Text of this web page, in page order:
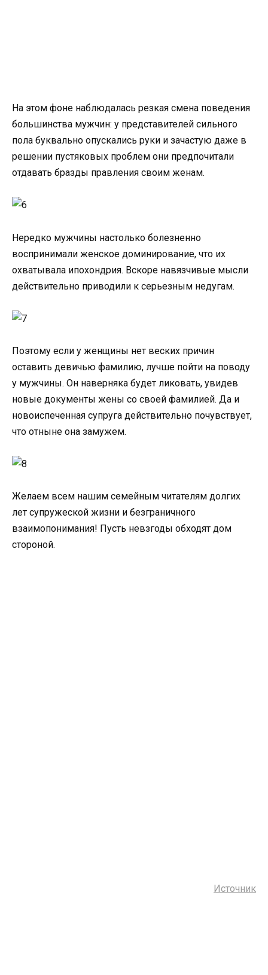
На этом фоне наблюдалась резкая смена поведения
большинства мужчин: у представителей сильного
пола буквально опускались руки и зачастую даже в
решении пустяковых проблем они предпочитали
отдавать бразды правления своим женам.
Нередко мужчины настолько болезненно
воспринимали женское доминирование, что их
охватывала ипохондрия. Вскоре навязчивые мысли
действительно приводили к серьезным недугам.
Поэтому если у женщины нет веских причин
оставить девичью фамилию, лучше пойти на поводу
у мужчины. Он наверняка будет ликовать, увидев
новые документы жены со своей фамилией. Да и
новоиспеченная супруга действительно почувствует,
что отныне она замужем.
Желаем всем нашим семейным читателям долгих
лет супружеской жизни и безграничного
взаимопонимания! Пусть невзгоды обходят дом
стороной.
Источник